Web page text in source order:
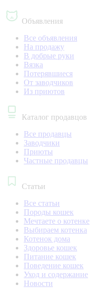
Объявления
Все объявления
На продажу
В добрые руки
Вязка
Потерявшиеся
От заводчиков
Из приютов
Каталог продавцов
Все продавцы
Заводчики
Приюты
Частные продавцы
Статьи
Все статьи
Породы кошек
Мечтаете о котенке
Выбираем котенка
Котенок дома
Здоровье кошек
Питание кошек
Поведение кошек
Уход и содержание
Новости